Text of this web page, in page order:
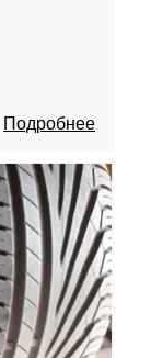
Подробнее